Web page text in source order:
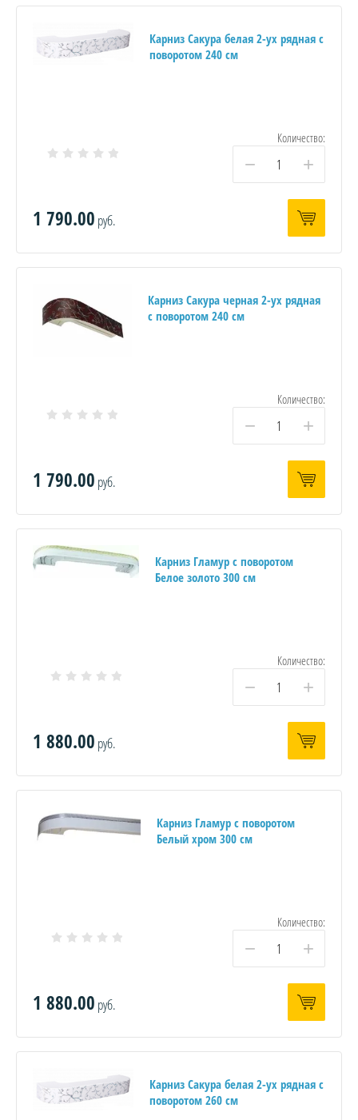
Карниз Сакура белая 2-ух рядная с
поворотом 240 см
Количество:
− +
1 790.00 руб.
Карниз Сакура черная 2-ух рядная
с поворотом 240 см
Количество:
− +
1 790.00 руб.
Карниз Гламур с поворотом
Белое золото 300 см
Количество:
− +
1 880.00 руб.
Карниз Гламур с поворотом
Белый хром 300 см
Количество:
− +
1 880.00 руб.
Карниз Сакура белая 2-ух рядная с
поворотом 260 см